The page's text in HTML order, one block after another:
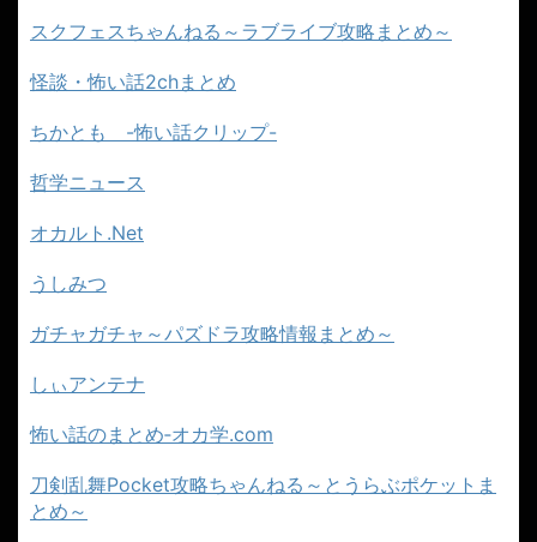
スクフェスちゃんねる～ラブライブ攻略まとめ～
怪談・怖い話2chまとめ
ちかとも -怖い話クリップ-
哲学ニュース
オカルト.Net
うしみつ
ガチャガチャ～パズドラ攻略情報まとめ～
しぃアンテナ
怖い話のまとめ‐オカ学.com
刀剣乱舞Pocket攻略ちゃんねる～とうらぶポケットま
とめ～